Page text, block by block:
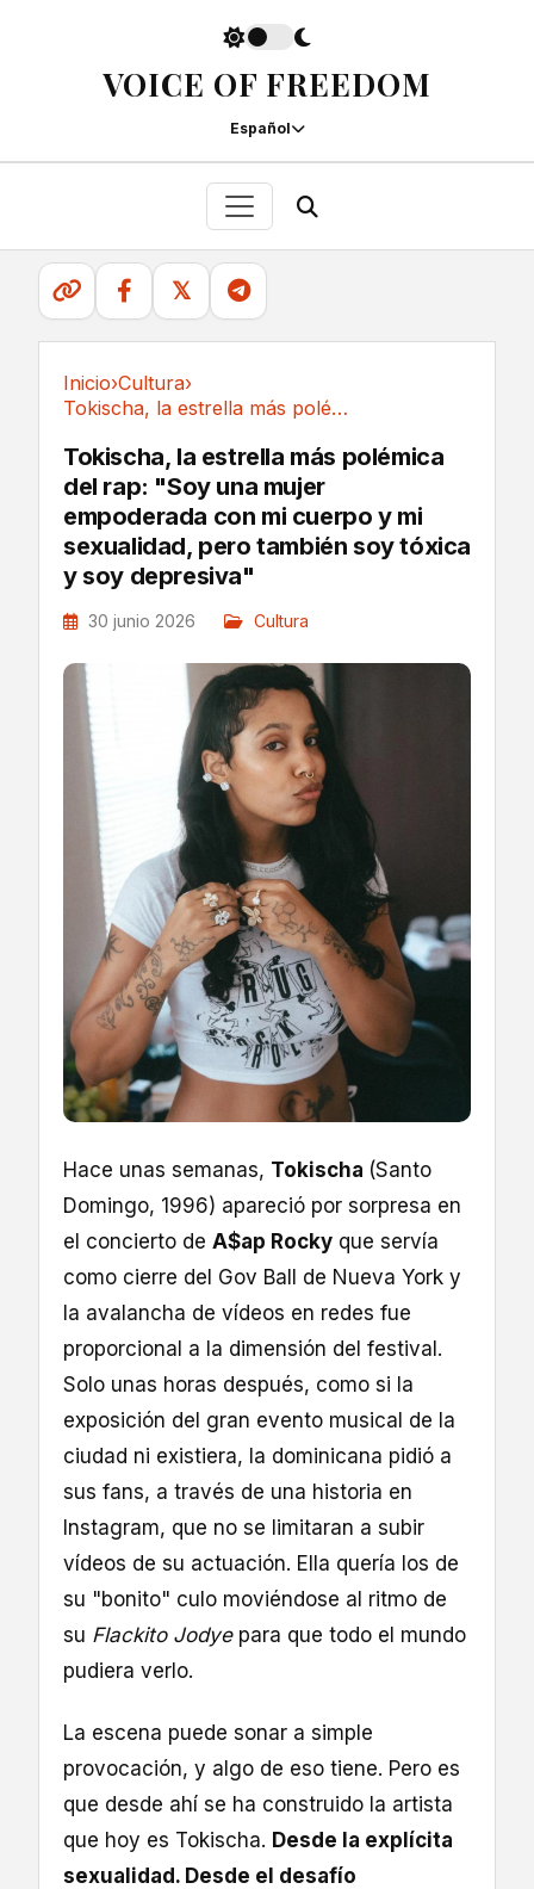
VOICE OF FREEDOM
Español
𝕏
Inicio›Cultura›
Tokischa, la estrella más polémica del rap:...
Tokischa, la estrella más polémica
del rap: "Soy una mujer
empoderada con mi cuerpo y mi
sexualidad, pero también soy tóxica
y soy depresiva"
30 junio 2026 Cultura
Hace unas semanas, Tokischa (Santo
Domingo, 1996) apareció por sorpresa en
el concierto de A$ap Rocky que servía
como cierre del Gov Ball de Nueva York y
la avalancha de vídeos en redes fue
proporcional a la dimensión del festival.
Solo unas horas después, como si la
exposición del gran evento musical de la
ciudad ni existiera, la dominicana pidió a
sus fans, a través de una historia en
Instagram, que no se limitaran a subir
vídeos de su actuación. Ella quería los de
su "bonito" culo moviéndose al ritmo de
su Flackito Jodyepara que todo el mundo
pudiera verlo.
La escena puede sonar a simple
provocación, y algo de eso tiene. Pero es
que desde ahí se ha construido la artista
que hoy es Tokischa. Desde la explícita
sexualidad. Desde el desafío